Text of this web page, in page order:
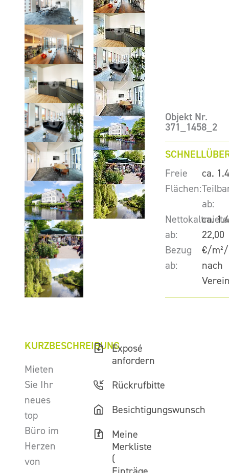
Objekt Nr.
371_1458_2
Freie
Flächen:
ca.
ab:
ca.
Nettokaltmiete
ab:
22,00
€/
Bezug
ab:
nach
KURZBESCHREIBUNG
Mieten
Sie Ihr
neues
top
Büro im
Herzen
von
Exposé
anfordern
Rückrufbitte
Besichtigungswunsch
Meine
Merkliste
(